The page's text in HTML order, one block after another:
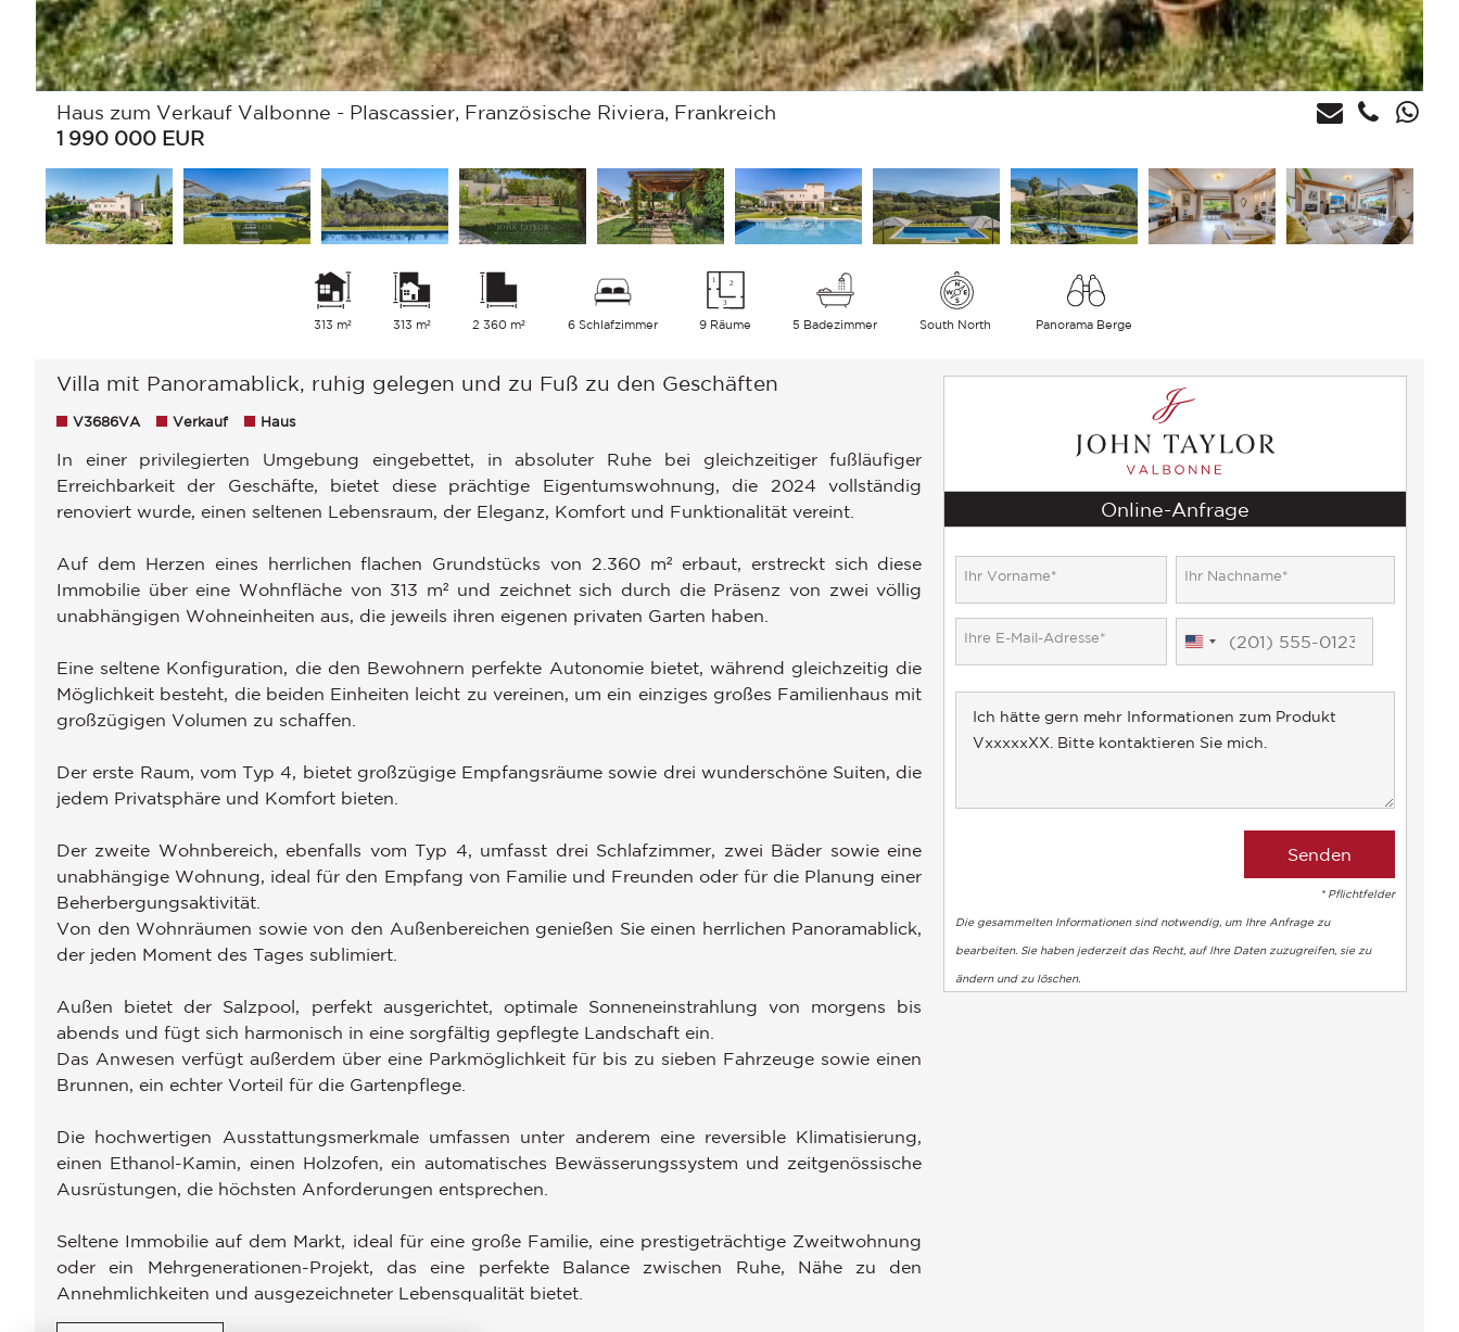
Haus zum Verkauf Valbonne - Plascassier, Französische Riviera, Frankreich
1 990 000 EUR
313 m² 313 m² 2 360 m² 6 Schlafzimmer 9 Räume 5 Badezimmer South North Panorama Berge
Villa mit Panoramablick, ruhig gelegen und zu Fuß zu den Geschäften
V3686VA Verkauf Haus
In einer privilegierten Umgebung eingebettet, in absoluter Ruhe bei gleichzeitiger fußläufiger
Erreichbarkeit der Geschäfte, bietet diese prächtige Eigentumswohnung, die 2024 vollständig
renoviert wurde, einen seltenen Lebensraum, der Eleganz, Komfort und Funktionalität vereint.
Auf dem Herzen eines herrlichen flachen Grundstücks von 2.360 m² erbaut, erstreckt sich diese
Immobilie über eine Wohnfläche von 313 m² und zeichnet sich durch die Präsenz von zwei völlig
unabhängigen Wohneinheiten aus, die jeweils ihren eigenen privaten Garten haben.
Eine seltene Konfiguration, die den Bewohnern perfekte Autonomie bietet, während gleichzeitig die
Möglichkeit besteht, die beiden Einheiten leicht zu vereinen, um ein einziges großes Familienhaus mit
großzügigen Volumen zu schaffen.
Der erste Raum, vom Typ 4, bietet großzügige Empfangsräume sowie drei wunderschöne Suiten, die
jedem Privatsphäre und Komfort bieten.
Der zweite Wohnbereich, ebenfalls vom Typ 4, umfasst drei Schlafzimmer, zwei Bäder sowie eine
unabhängige Wohnung, ideal für den Empfang von Familie und Freunden oder für die Planung einer
Beherbergungsaktivität.
Von den Wohnräumen sowie von den Außenbereichen genießen Sie einen herrlichen Panoramablick,
der jeden Moment des Tages sublimiert.
Außen bietet der Salzpool, perfekt ausgerichtet, optimale Sonneneinstrahlung von morgens bis
abends und fügt sich harmonisch in eine sorgfältig gepflegte Landschaft ein.
Das Anwesen verfügt außerdem über eine Parkmöglichkeit für bis zu sieben Fahrzeuge sowie einen
Brunnen, ein echter Vorteil für die Gartenpflege.
Die hochwertigen Ausstattungsmerkmale umfassen unter anderem eine reversible Klimatisierung,
einen Ethanol-Kamin, einen Holzofen, ein automatisches Bewässerungssystem und zeitgenössische
Ausrüstungen, die höchsten Anforderungen entsprechen.
Seltene Immobilie auf dem Markt, ideal für eine große Familie, eine prestigeträchtige Zweitwohnung
oder ein Mehrgenerationen-Projekt, das eine perfekte Balance zwischen Ruhe, Nähe zu den
Annehmlichkeiten und ausgezeichneter Lebensqualität bietet.
Online-Anfrage
United
* Pflichtfelder
Die gesammelten Informationen sind notwendig, um Ihre Anfrage zu
bearbeiten. Sie haben jederzeit das Recht, auf Ihre Daten zuzugreifen, sie zu
ändern und zu löschen.